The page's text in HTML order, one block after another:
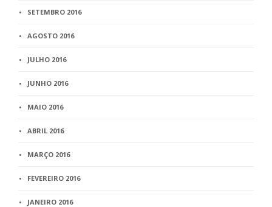
SETEMBRO 2016
AGOSTO 2016
JULHO 2016
JUNHO 2016
MAIO 2016
ABRIL 2016
MARÇO 2016
FEVEREIRO 2016
JANEIRO 2016